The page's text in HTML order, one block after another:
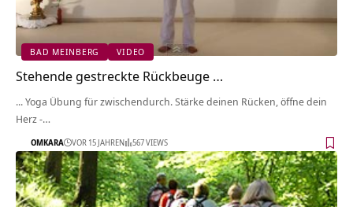
BAD MEINBERG VIDEO
Stehende gestreckte Rückbeuge …
... Yoga Übung für zwischendurch. Stärke deinen Rücken, öffne dein
Herz -…
OMKARA VOR 15 JAHREN 567 VIEWS